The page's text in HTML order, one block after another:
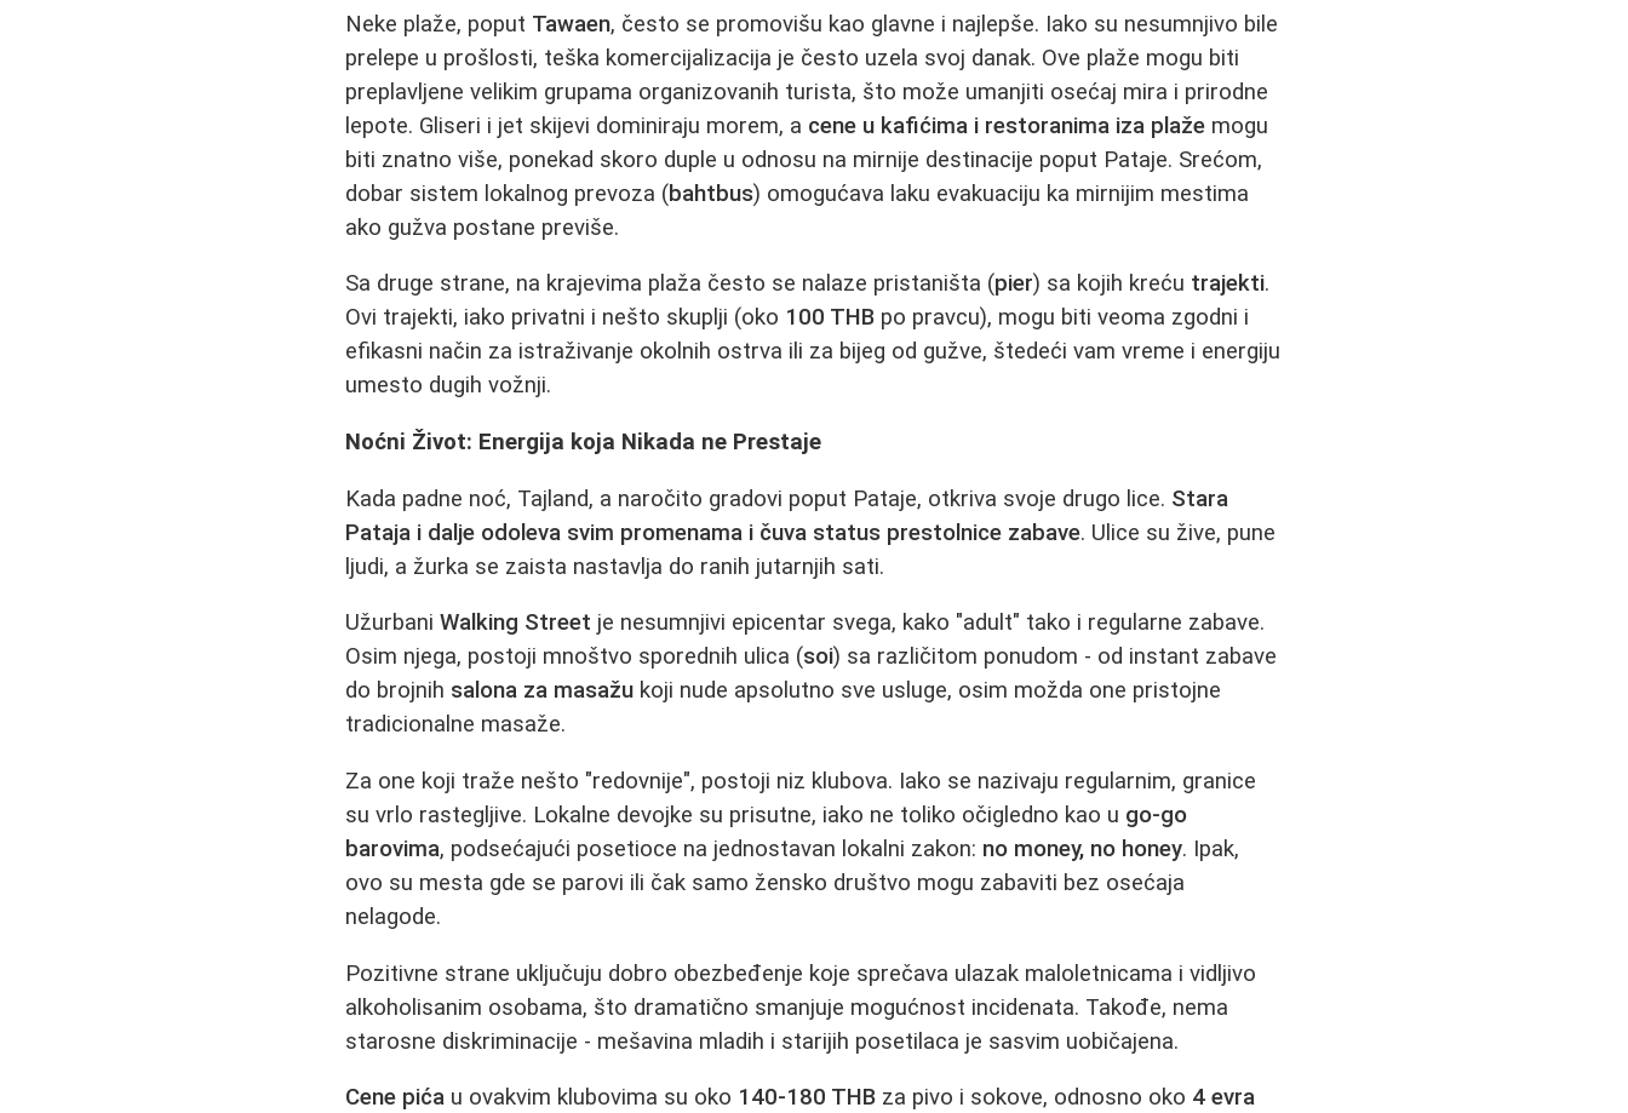
Neke plaže, poput Tawaen, često se promovišu kao glavne i najlepše. Iako su nesumnjivo bile
prelepe u prošlosti, teška komercijalizacija je često uzela svoj danak. Ove plaže mogu biti
preplavljene velikim grupama organizovanih turista, što može umanjiti osećaj mira i prirodne
lepote. Gliseri i jet skijevi dominiraju morem, a cene u kafićima i restoranima iza plaže mogu
biti znatno više, ponekad skoro duple u odnosu na mirnije destinacije poput Pataje. Srećom,
dobar sistem lokalnog prevoza (bahtbus) omogućava laku evakuaciju ka mirnijim mestima
ako gužva postane previše.
Sa druge strane, na krajevima plaža često se nalaze pristaništa (pier) sa kojih kreću trajekti.
Ovi trajekti, iako privatni i nešto skuplji (oko 100 THB po pravcu), mogu biti veoma zgodni i
efikasni način za istraživanje okolnih ostrva ili za bijeg od gužve, štedeći vam vreme i energiju
umesto dugih vožnji.
Noćni Život: Energija koja Nikada ne Prestaje
Kada padne noć, Tajland, a naročito gradovi poput Pataje, otkriva svoje drugo lice. Stara
Pataja i dalje odoleva svim promenama i čuva status prestolnice zabave. Ulice su žive, pune
ljudi, a žurka se zaista nastavlja do ranih jutarnjih sati.
UžurbaniWalking Street je nesumnjivi epicentar svega, kako "adult" tako i regularne zabave.
Osim njega, postoji mnoštvo sporednih ulica (soi) sa različitom ponudom - od instant zabave
do brojnih salona za masažu koji nude apsolutno sve usluge, osim možda one pristojne
tradicionalne masaže.
Za one koji traže nešto "redovnije", postoji niz klubova. Iako se nazivaju regularnim, granice
su vrlo rastegljive. Lokalne devojke su prisutne, iako ne toliko očigledno kao u go-go
barovima, podsećajući posetioce na jednostavan lokalni zakon: no money, no honey. Ipak,
ovo su mesta gde se parovi ili čak samo žensko društvo mogu zabaviti bez osećaja
nelagode.
Pozitivne strane uključuju dobro obezbeđenje koje sprečava ulazak maloletnicama i vidljivo
alkoholisanim osobama, što dramatično smanjuje mogućnost incidenata. Takođe, nema
starosne diskriminacije - mešavina mladih i starijih posetilaca je sasvim uobičajena.
Cene pića u ovakvim klubovima su oko 140-180 THB za pivo i sokove, odnosno oko 4 evra